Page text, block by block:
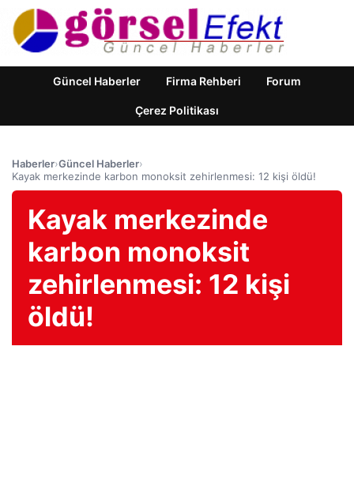
Güncel Haberler Firma Rehberi Forum
Çerez Politikası
Haberler›Güncel Haberler›
Kayak merkezinde karbon monoksit zehirlenmesi: 12 kişi öldü!
Kayak merkezinde
karbon monoksit
zehirlenmesi: 12 kişi
öldü!